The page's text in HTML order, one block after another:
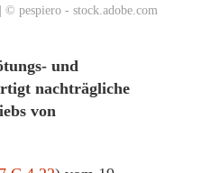
© pespiero - stock.adobe.com
und
nachträgliche
von